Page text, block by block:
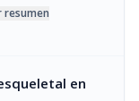
resumen
en